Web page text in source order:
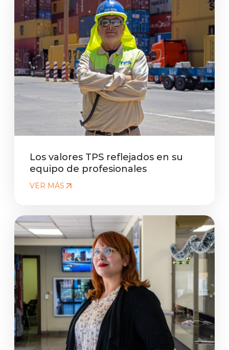
Los valores TPS reflejados en su
equipo de profesionales
VER MÁS